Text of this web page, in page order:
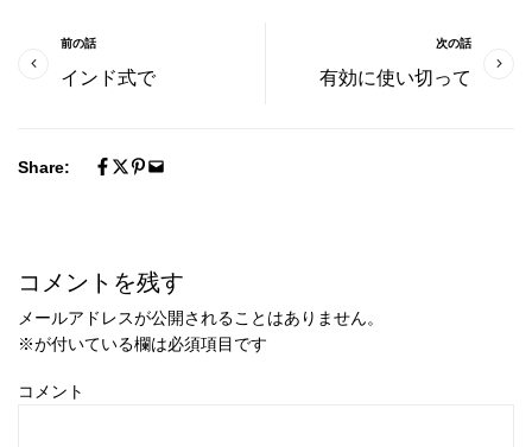
前の話
インド式で
次の話
有効に使い切って
Share:
コメントを残す
メールアドレスが公開されることはありません。
※が付いている欄は必須項目です
コメント